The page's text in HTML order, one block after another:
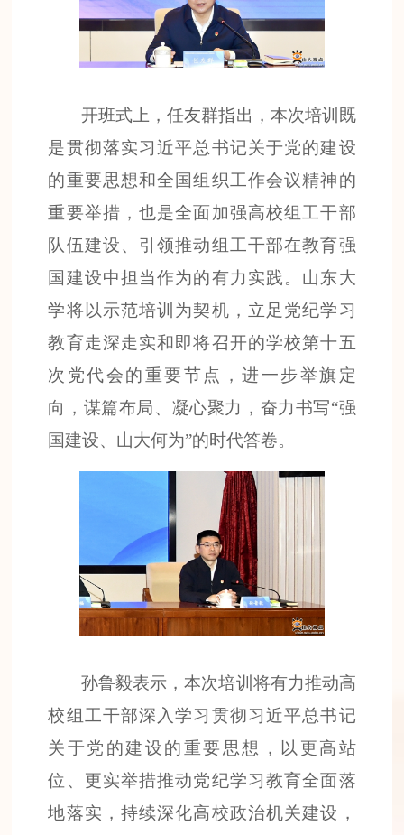
开班式上，任友群指出，本次培训既
是贯彻落实习近平总书记关于党的建设
的重要思想和全国组织工作会议精神的
重要举措，也是全面加强高校组工干部
队伍建设、引领推动组工干部在教育强
国建设中担当作为的有力实践。山东大
学将以示范培训为契机，立足党纪学习
教育走深走实和即将召开的学校第十五
次党代会的重要节点，进一步举旗定
向，谋篇布局、凝心聚力，奋力书写“强
国建设、山大何为”的时代答卷。
孙鲁毅表示，本次培训将有力推动高
校组工干部深入学习贯彻习近平总书记
关于党的建设的重要思想，以更高站
位、更实举措推动党纪学习教育全面落
地落实，持续深化高校政治机关建设，